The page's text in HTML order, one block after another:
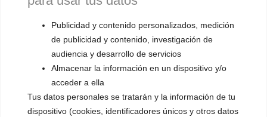
Publicidad y contenido personalizados, medición
de publicidad y contenido, investigación de
audiencia y desarrollo de servicios
Almacenar la información en un dispositivo y/o
acceder a ella
Tus datos personales se tratarán y la información de tu
dispositivo (cookies, identificadores únicos y otros datos
▪️ Dualización de la voz
▪️ Androginización de la voz
OTRAS SESIONES
▪️ Caracterización de la voz
▪️ Voz virilizada por esteroides